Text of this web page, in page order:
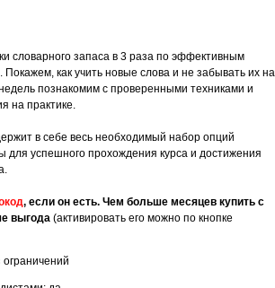
словарного запаса в 3 раза по эффективным
как учить новые слова и не забывать их на
познакомим с проверенными техниками и
на практике.
в себе весь необходимый набор опций
успешного прохождения курса и достижения
, если он есть. Чем больше месяцев купить с
выгода (активировать его можно по кнопке